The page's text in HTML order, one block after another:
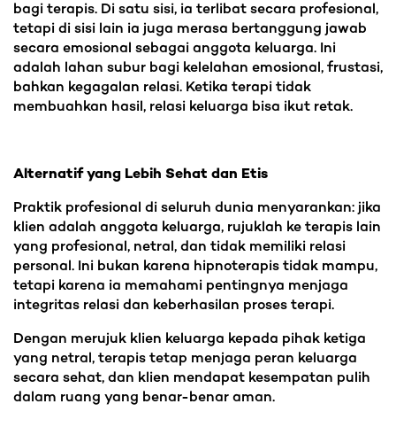
bagi terapis. Di satu sisi, ia terlibat secara profesional,
tetapi di sisi lain ia juga merasa bertanggung jawab
secara emosional sebagai anggota keluarga. Ini
adalah lahan subur bagi kelelahan emosional, frustasi,
bahkan kegagalan relasi. Ketika terapi tidak
membuahkan hasil, relasi keluarga bisa ikut retak.
Alternatif yang Lebih Sehat dan Etis
Praktik profesional di seluruh dunia menyarankan: jika
klien adalah anggota keluarga, rujuklah ke terapis lain
yang profesional, netral, dan tidak memiliki relasi
personal. Ini bukan karena hipnoterapis tidak mampu,
tetapi karena ia memahami pentingnya menjaga
integritas relasi dan keberhasilan proses terapi.
Dengan merujuk klien keluarga kepada pihak ketiga
yang netral, terapis tetap menjaga peran keluarga
secara sehat, dan klien mendapat kesempatan pulih
dalam ruang yang benar-benar aman.